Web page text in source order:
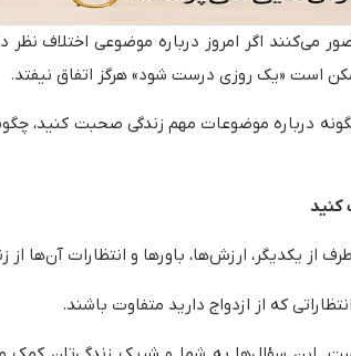
می‌کنند اگر امروز درباره موضوعی اختلاف نظر
است «یک روزی درست شود» هرگز اتفاق نیفتد.
درباره موضوعات مهم زندگی صحبت کنید،
کنید
یکدیگر، ارزش‌ها، باورها و انتظارات آن‌ها از
که از ازدواج دارید متفاوت باشند.